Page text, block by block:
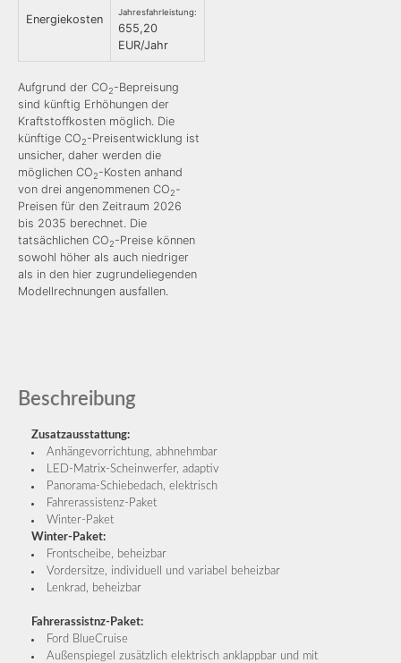
Energiekosten
Jahresfahrleistung:
655,20
EUR/Jahr
Aufgrund der CO2-Bepreisung
sind künftig Erhöhungen der
Kraftstoffkosten möglich. Die
künftige CO2-Preisentwicklung ist
unsicher, daher werden die
möglichen CO2-Kosten anhand
von drei angenommenen CO2-
Preisen für den Zeitraum 2026
bis 2035 berechnet. Die
tatsächlichen CO2-Preise können
sowohl höher als auch niedriger
als in den hier zugrundeliegenden
Modellrechnungen ausfallen.
Beschreibung
Zusatzausstattung:
Anhängevorrichtung, abhnehmbar
LED-Matrix-Scheinwerfer, adaptiv
Panorama-Schiebedach, elektrisch
Fahrerassistenz-Paket
Winter-Paket
Winter-Paket:
Frontscheibe, beheizbar
Vordersitze, individuell und variabel beheizbar
Lenkrad, beheizbar
Fahrerassistnz-Paket:
Ford BlueCruise
Außenspiegel zusätzlich elektrisch anklappbar und mit